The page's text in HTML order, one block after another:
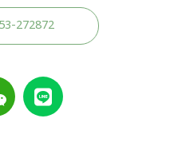
272872
L
i
n